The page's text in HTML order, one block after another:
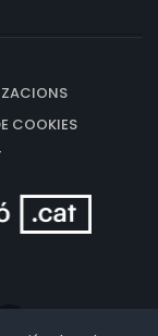
COOKIES